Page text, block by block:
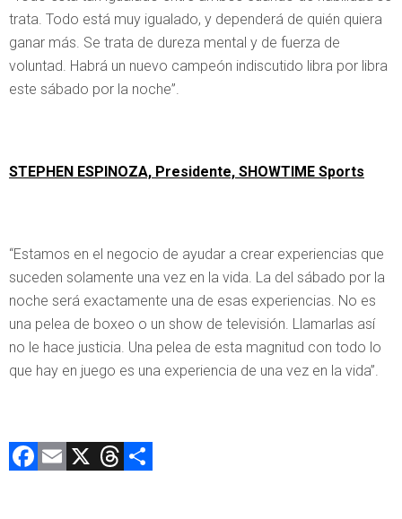
trata. Todo está muy igualado, y dependerá de quién quiera
ganar más. Se trata de dureza mental y de fuerza de
voluntad. Habrá un nuevo campeón indiscutido libra por libra
este sábado por la noche”.
STEPHEN ESPINOZA, Presidente, SHOWTIME Sports
“Estamos en el negocio de ayudar a crear experiencias que
suceden solamente una vez en la vida. La del sábado por la
noche será exactamente una de esas experiencias. No es
una pelea de boxeo o un show de televisión. Llamarlas así
no le hace justicia. Una pelea de esta magnitud con todo lo
que hay en juego es una experiencia de una vez en la vida”.
F E X T